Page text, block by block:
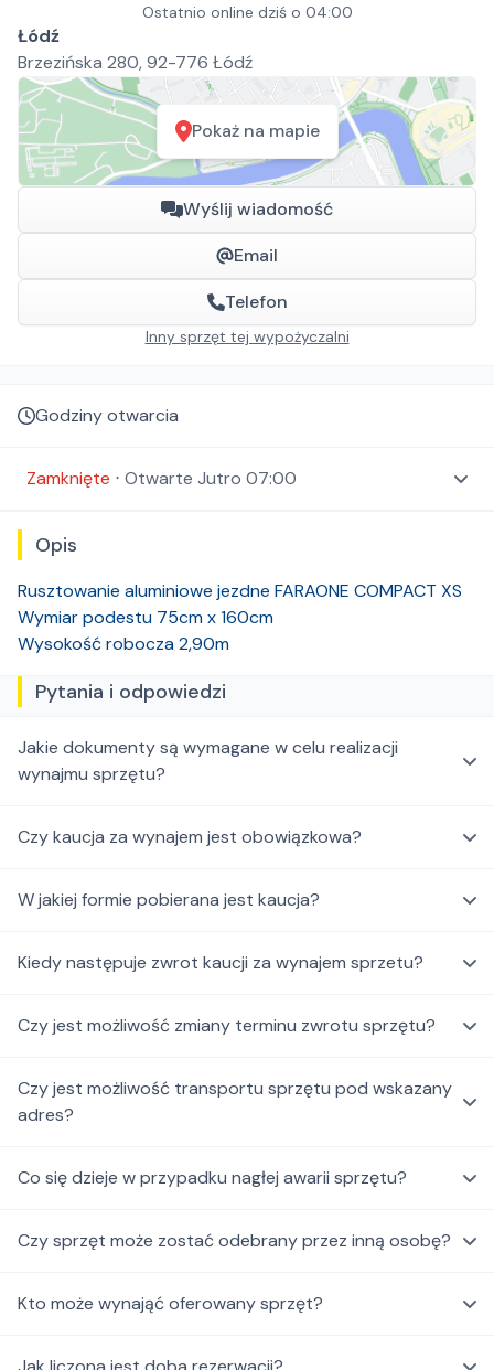
Ostatnio online dziś o 04:00
Łódź
Brzezińska 280, 92-776 Łódź
Pokaż na mapie
Wyślij wiadomość
Email
Telefon
Inny sprzęt tej wypożyczalni
Godziny otwarcia
Zamknięte ⋅ Otwarte Jutro 07:00
Opis
Rusztowanie aluminiowe jezdne FARAONE COMPACT XS
Wymiar podestu 75cm x 160cm
Wysokość robocza 2,90m
Pytania i odpowiedzi
Jakie dokumenty są wymagane w celu realizacji
wynajmu sprzętu?
Czy kaucja za wynajem jest obowiązkowa?
W jakiej formie pobierana jest kaucja?
Kiedy następuje zwrot kaucji za wynajem sprzetu?
Czy jest możliwość zmiany terminu zwrotu sprzętu?
Czy jest możliwość transportu sprzętu pod wskazany
adres?
Co się dzieje w przypadku nagłej awarii sprzętu?
Czy sprzęt może zostać odebrany przez inną osobę?
Kto może wynająć oferowany sprzęt?